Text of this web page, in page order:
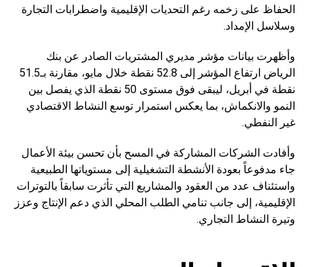
الحفاظ على زخمه رغم التحديات الإقليمية واضطرابات التجارة
وسلاسل الإمداد.
وأظهرت بيانات مؤشر مديري المشتريات الصادر عن بنك
الرياض ارتفاع المؤشر إلى 52.8 نقطة خلال مايو، مقارنة بـ51.5
نقطة في أبريل، ليبقى فوق مستوى 50 نقطة الذي يفصل بين
النمو والانكماش، بما يعكس استمرار توسع النشاط الاقتصادي
غير النفطي.
وأفادت الشركات المشاركة في المسح بأن تحسن بيئة الأعمال
جاء مدفوعاً بعودة الأنشطة التشغيلية إلى مستوياتها الطبيعية
واستئناف عدد من العقود والمشاريع التي تأثرت سابقاً بالتوترات
الإقليمية، إلى جانب تنامي الطلب المحلي الذي دعم الإنتاج وعزز
وتيرة النشاط التجاري.